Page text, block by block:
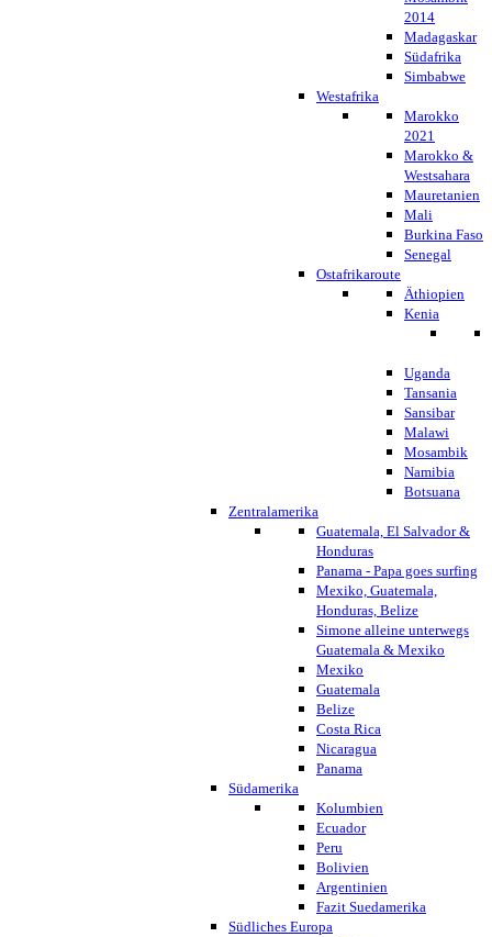
2014
Madagaskar
Südafrika
Simbabwe
Westafrika
Marokko
2021
Marokko &
Westsahara
Mauretanien
Mali
Burkina Faso
Senegal
Ostafrikaroute
Äthiopien
Kenia
Uganda
Tansania
Sansibar
Malawi
Mosambik
Namibia
Botsuana
Zentralamerika
Guatemala, El Salvador &
Honduras
Panama - Papa goes surfing
Mexiko, Guatemala,
Honduras, Belize
Simone alleine unterwegs
Guatemala & Mexiko
Mexiko
Guatemala
Belize
Costa Rica
Nicaragua
Panama
Südamerika
Kolumbien
Ecuador
Peru
Bolivien
Argentinien
Fazit Suedamerika
Südliches Europa